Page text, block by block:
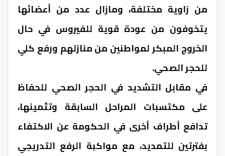
من زاوية مختلفة، ومازال عدد من أعضائها
يتخوفون من عودة قوية للفيروس في حال
الخروج المبكر لمواطنين من منازلهم ورفع كلي
للحجر الصحي.
في مقابل التشديد في الحجر الصحي للحفاظ
على مكتسبات المراحل السابقة وتثمينها،
تدافع أطراف أخرى في الحكومة عن الاكتفاء
بفترتين للتمديد، مع مواكبة الرفع التدريجي